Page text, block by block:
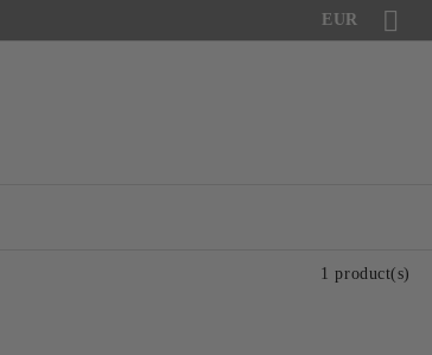
EUR
1 product(s)